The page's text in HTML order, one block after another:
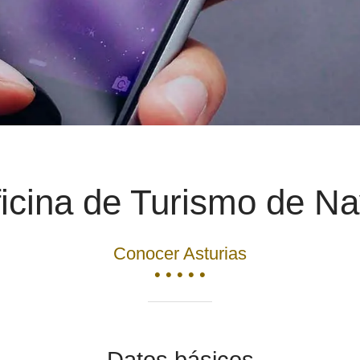
de Turismo de
Conocer Asturias
• • • • •